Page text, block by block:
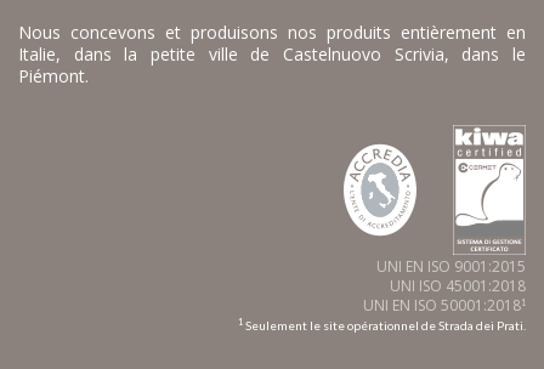
Nous concevons et produisons nos produits entièrement en
Italie, dans la petite ville de Castelnuovo Scrivia, dans le
Piémont.
UNI EN ISO 9001:2015
UNI ISO 45001:2018
UNI EN ISO 50001:20181
1 Seulement le site opérationnel de Strada dei Prati.